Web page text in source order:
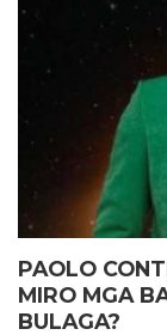
PAOLO
MIRO MGA
BULAGA?